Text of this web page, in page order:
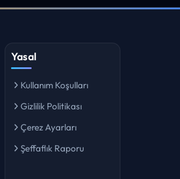
Yasal
Kullanım Koşulları
Gizlilik Politikası
Çerez Ayarları
Şeffaflık Raporu